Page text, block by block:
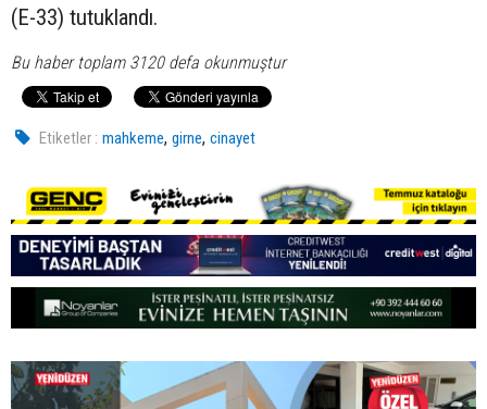
(E-33) tutuklandı.
Bu haber toplam 3120 defa okunmuştur
Etiketler : mahkeme,girne,cinayet